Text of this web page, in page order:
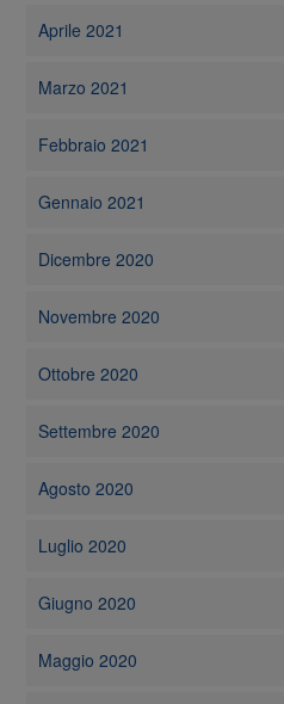
Aprile 2021
Marzo 2021
Febbraio 2021
Gennaio 2021
Dicembre 2020
Novembre 2020
Ottobre 2020
Settembre 2020
Agosto 2020
Luglio 2020
Giugno 2020
Maggio 2020